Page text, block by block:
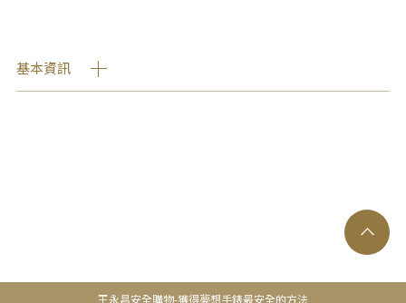
基本資訊
王永昌安全購物-獲得夢想手錶最安全的方法